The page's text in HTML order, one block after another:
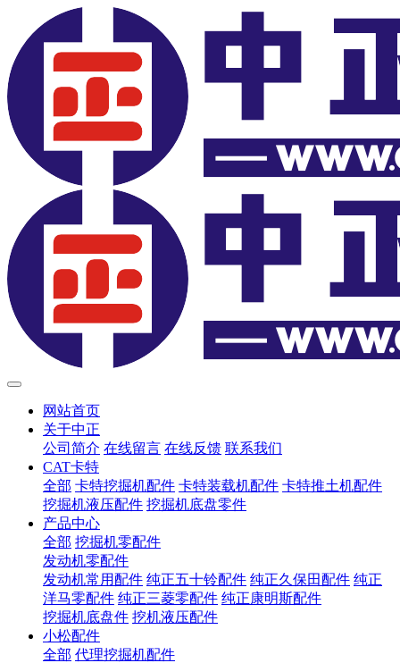
网站首页
关于中正
公司简介 在线留言 在线反馈 联系我们
CAT卡特
全部 卡特挖掘机配件 卡特装载机配件 卡特推土机配件
挖掘机液压配件 挖掘机底盘零件
产品中心
全部 挖掘机零配件
发动机零配件
发动机常用配件 纯正五十铃配件 纯正久保田配件 纯正
洋马零配件 纯正三菱零配件 纯正康明斯配件
挖掘机底盘件 挖机液压配件
小松配件
全部 代理挖掘机配件